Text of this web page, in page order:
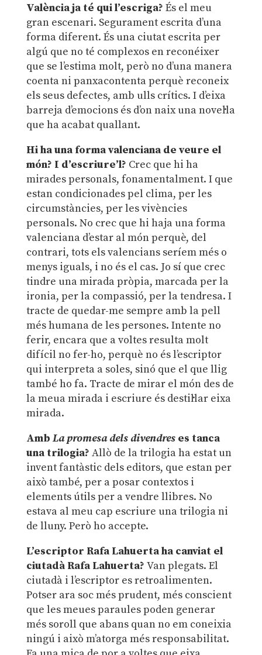
València ja té qui l’escriga? És el meu
gran escenari. Segurament escrita d’una
forma diferent. És una ciutat escrita per
algú que no té complexos en reconéixer
que se l’estima molt, però no d’una manera
coenta ni panxacontenta perquè reconeix
els seus defectes, amb ulls crítics. I d’eixa
barreja d’emocions és d’on naix una novel·la
que ha acabat quallant.
Hi ha una forma valenciana de veure el
món? I d’escriure’l? Crec que hi ha
mirades personals, fonamentalment. I que
estan condicionades pel clima, per les
circumstàncies, per les vivències
personals. No crec que hi haja una forma
valenciana d’estar al món perquè, del
contrari, tots els valencians seríem més o
menys iguals, i no és el cas. Jo sí que crec
tindre una mirada pròpia, marcada per la
ironia, per la compassió, per la tendresa. I
tracte de quedar-me sempre amb la pell
més humana de les persones. Intente no
ferir, encara que a voltes resulta molt
difícil no fer-ho, perquè no és l’escriptor
qui interpreta a soles, sinó que el que llig
també ho fa. Tracte de mirar el món des de
la meua mirada i escriure és destil·lar eixa
mirada.
Amb La promesa dels divendreses tanca
una trilogia? Allò de la trilogia ha estat un
invent fantàstic dels editors, que estan per
això també, per a posar contextos i
elements útils per a vendre llibres. No
estava al meu cap escriure una trilogia ni
de lluny. Però ho accepte.
L’escriptor Rafa Lahuerta ha canviat el
ciutadà Rafa Lahuerta? Van plegats. El
ciutadà i l’escriptor es retroalimenten.
Potser ara soc més prudent, més conscient
que les meues paraules poden generar
més soroll que abans quan no em coneixia
ningú i això m’atorga més responsabilitat.